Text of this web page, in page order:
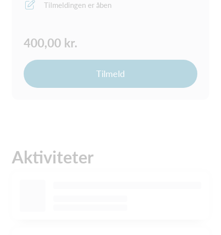
Tilmeldingen er åben
400,00 kr.
Tilmeld
Aktiviteter